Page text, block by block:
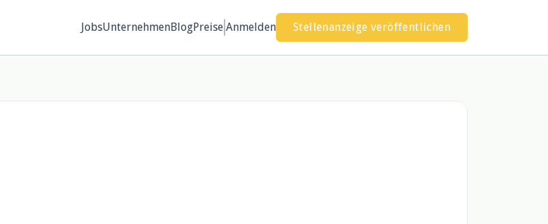
JobsUnternehmenBlogPreise Anmelden Stellenanzeige veröffentlichen